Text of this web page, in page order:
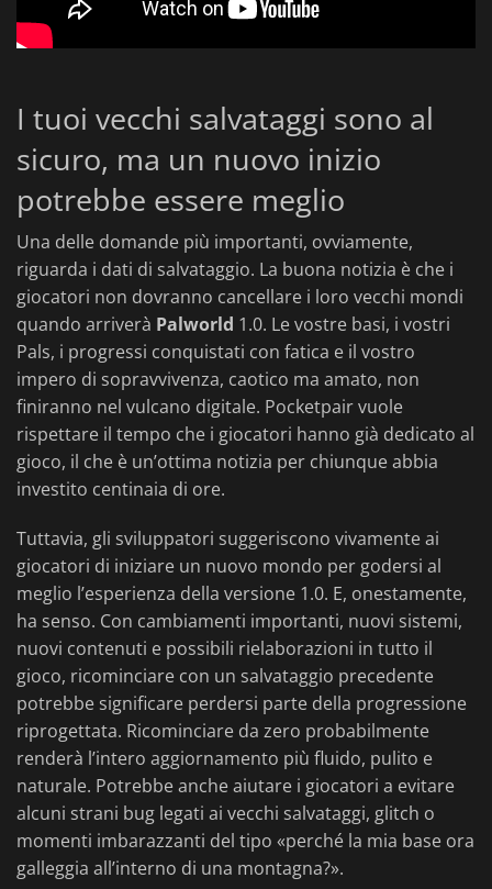
I tuoi vecchi salvataggi sono al
sicuro, ma un nuovo inizio
potrebbe essere meglio
Una delle domande più importanti, ovviamente,
riguarda i dati di salvataggio. La buona notizia è che i
giocatori non dovranno cancellare i loro vecchi mondi
quando arriverà Palworld 1.0. Le vostre basi, i vostri
Pals, i progressi conquistati con fatica e il vostro
impero di sopravvivenza, caotico ma amato, non
finiranno nel vulcano digitale. Pocketpair vuole
rispettare il tempo che i giocatori hanno già dedicato al
gioco, il che è un’ottima notizia per chiunque abbia
investito centinaia di ore.
Tuttavia, gli sviluppatori suggeriscono vivamente ai
giocatori di iniziare un nuovo mondo per godersi al
meglio l’esperienza della versione 1.0. E, onestamente,
ha senso. Con cambiamenti importanti, nuovi sistemi,
nuovi contenuti e possibili rielaborazioni in tutto il
gioco, ricominciare con un salvataggio precedente
potrebbe significare perdersi parte della progressione
riprogettata. Ricominciare da zero probabilmente
renderà l’intero aggiornamento più fluido, pulito e
naturale. Potrebbe anche aiutare i giocatori a evitare
alcuni strani bug legati ai vecchi salvataggi, glitch o
momenti imbarazzanti del tipo «perché la mia base ora
galleggia all’interno di una montagna?».